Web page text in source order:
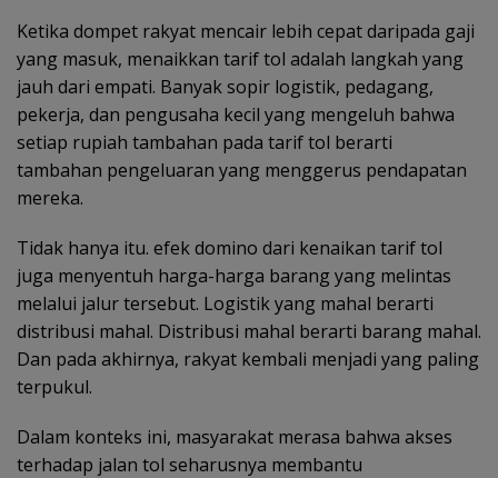
Ketika dompet rakyat mencair lebih cepat daripada gaji
yang masuk, menaikkan tarif tol adalah langkah yang
jauh dari empati. Banyak sopir logistik, pedagang,
pekerja, dan pengusaha kecil yang mengeluh bahwa
setiap rupiah tambahan pada tarif tol berarti
tambahan pengeluaran yang menggerus pendapatan
mereka.
Tidak hanya itu. efek domino dari kenaikan tarif tol
juga menyentuh harga-harga barang yang melintas
melalui jalur tersebut. Logistik yang mahal berarti
distribusi mahal. Distribusi mahal berarti barang mahal.
Dan pada akhirnya, rakyat kembali menjadi yang paling
terpukul.
Dalam konteks ini, masyarakat merasa bahwa akses
terhadap jalan tol seharusnya membantu